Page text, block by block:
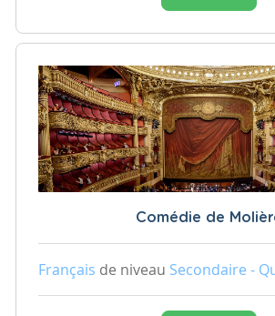
Comédie de
Français de niveau Secondaire -